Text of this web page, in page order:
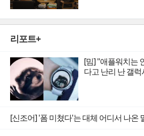
리포트+
[밈] "애플워치는
다고 난리 난 갤
[신조어] '폼 미쳤다'는 대체 어디서 나온